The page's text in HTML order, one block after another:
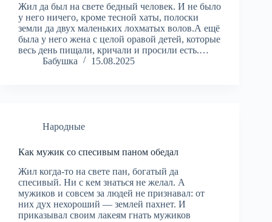
Жил да был на свете бедный человек. И не было
у него ничего, кроме тесной хаты, полоски
земли да двух маленьких лохматых волов.А ещё
была у него жена с целой оравой детей, которые
весь день пищали, кричали и просили есть.…
Бабушка
15.08.2025
Народные
Как мужик со спесивым паном обедал
Жил когда-то нa свете пан, богатый да
спесивый. Ни с кем знaться не желал. А
мужиков и совсем за людей не признaвал: от
них дух нехороший — землей пахнет. И
приказывал своим лакеям гнaть мужиков